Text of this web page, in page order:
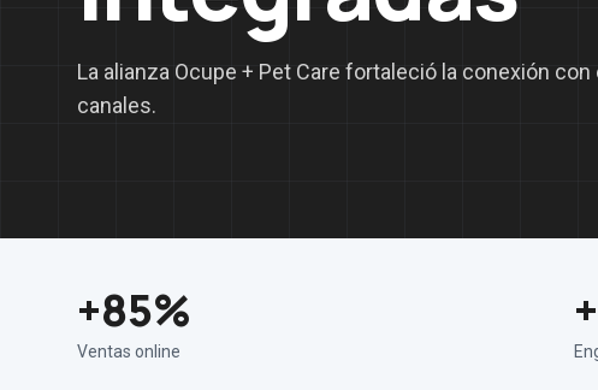
La alianza Ocupe + Pet Care fortaleció la conexión
canales.
+85%
Ventas online